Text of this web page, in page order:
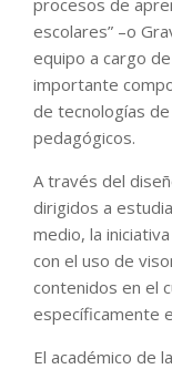
escolares” –o
equipo a cargo
importante
de tecnologías
pedagógicos.
A través del
dirigidos a
medio, la
con el uso de
contenidos en el
específicamente
El académico de